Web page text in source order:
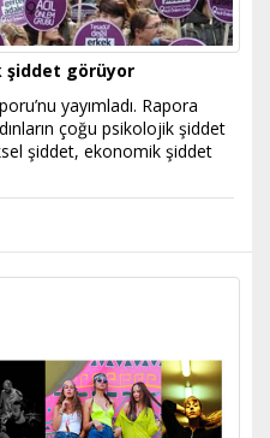
şiddet görüyor
yayımladı. Rapora
çoğu psikolojik şiddet
şiddet, ekonomik şiddet